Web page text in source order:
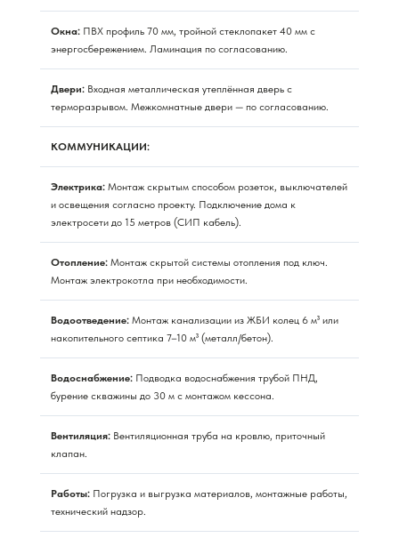
Окна: ПВХ профиль 70 мм, тройной стеклопакет 40 мм с
энергосбережением. Ламинация по согласованию.
Двери: Входная металлическая утеплённая дверь с
терморазрывом. Межкомнатные двери — по согласованию.
КОММУНИКАЦИИ:
Электрика: Монтаж скрытым способом розеток, выключателей
и освещения согласно проекту. Подключение дома к
электросети до 15 метров (СИП кабель).
Отопление: Монтаж скрытой системы отопления под ключ.
Монтаж электрокотла при необходимости.
Водоотведение: Монтаж канализации из ЖБИ колец 6 м³ или
накопительного септика 7–10 м³ (металл/бетон).
Водоснабжение: Подводка водоснабжения трубой ПНД,
бурение скважины до 30 м с монтажом кессона.
Вентиляция: Вентиляционная труба на кровлю, приточный
клапан.
Работы: Погрузка и выгрузка материалов, монтажные работы,
технический надзор.